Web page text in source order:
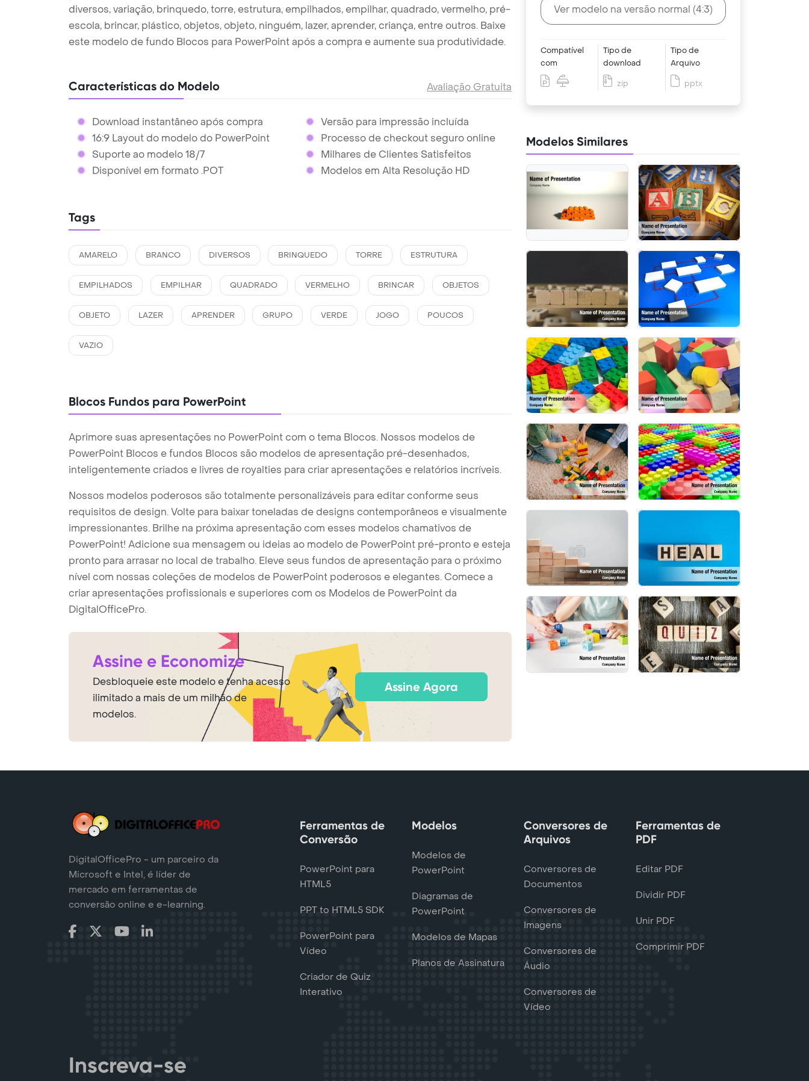
diversos, variação, brinquedo, torre, estrutura, empilhados, empilhar, quadrado, vermelho, pré-
escola, brincar, plástico, objetos, objeto, ninguém, lazer, aprender, criança, entre outros. Baixe
este modelo de fundo Blocos para PowerPoint após a compra e aumente sua produtividade.
Características do Modelo Avaliação Gratuita
Download instantâneo após compra
16:9 Layout do modelo do PowerPoint
Suporte ao modelo 18/7
Disponível em formato .POT
Versão para impressão incluída
Processo de checkout seguro online
Milhares de Clientes Satisfeitos
Modelos em Alta Resolução HD
Tags
AMARELO BRANCO DIVERSOS BRINQUEDO TORRE ESTRUTURA
EMPILHADOS EMPILHAR QUADRADO VERMELHO BRINCAR OBJETOS
OBJETO LAZER APRENDER GRUPO VERDE JOGO POUCOS
VAZIO
Blocos Fundos para PowerPoint
Aprimore suas apresentações no PowerPoint com o tema Blocos. Nossos modelos de
PowerPoint Blocos e fundos Blocos são modelos de apresentação pré-desenhados,
inteligentemente criados e livres de royalties para criar apresentações e relatórios incríveis.
Nossos modelos poderosos são totalmente personalizáveis para editar conforme seus
requisitos de design. Volte para baixar toneladas de designs contemporâneos e visualmente
impressionantes. Brilhe na próxima apresentação com esses modelos chamativos de
PowerPoint! Adicione sua mensagem ou ideias ao modelo de PowerPoint pré-pronto e esteja
pronto para arrasar no local de trabalho. Eleve seus fundos de apresentação para o próximo
nível com nossas coleções de modelos de PowerPoint poderosos e elegantes. Comece a
criar apresentações profissionais e superiores com os Modelos de PowerPoint da
DigitalOfficePro.
Assine e Economize
Desbloqueie este modelo e tenha acesso
ilimitado a mais de um milhão de
modelos.
Assine Agora
Ver modelo na versão normal (4:3)
Compatível
com
Tipo de
download
zip
Tipo de
Arquivo
pptx
Modelos Similares
DigitalOfficePro - um parceiro da
Microsoft e Intel, é líder de
mercado em ferramentas de
conversão online e e-learning.
Ferramentas de
Conversão
PowerPoint para
HTML5
PPT to HTML5 SDK
PowerPoint para
Vídeo
Criador de Quiz
Interativo
Modelos
Modelos de
PowerPoint
Diagramas de
PowerPoint
Modelos de Mapas
Planos de Assinatura
Conversores de
Arquivos
Conversores de
Documentos
Conversores de
Imagens
Conversores de
Áudio
Conversores de
Vídeo
Ferramentas de
PDF
Editar PDF
Dividir PDF
Unir PDF
Comprimir PDF
Inscreva-se